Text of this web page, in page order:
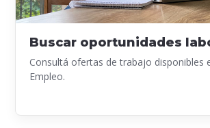
Buscar oportunidades
Consultá ofertas de trabajo disponibles
Empleo.